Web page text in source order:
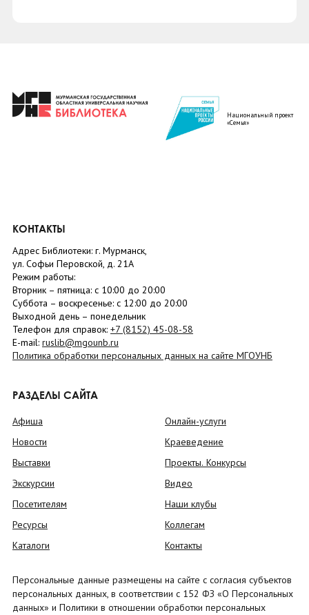
Национальный проект
«Семья»
КОНТАКТЫ
Адрес Библиотеки: г. Мурманск,
ул. Софьи Перовской, д. 21А
Режим работы:
Вторник – пятница: с 10:00 до 20:00
Суббота – воскресенье: c 12:00 до 20:00
Выходной день – понедельник
Телефон для справок: +7 (8152) 45-08-58
E-mail: ruslib@mgounb.ru
Политика обработки персональных данных на сайте МГОУНБ
РАЗДЕЛЫ САЙТА
Афиша
Новости
Выставки
Экскурсии
Посетителям
Ресурсы
Каталоги
Онлайн-услуги
Краеведение
Проекты. Конкурсы
Видео
Наши клубы
Коллегам
Контакты
Персональные данные размещены на сайте с согласия субъектов
персональных данных, в соответствии с 152 ФЗ «О Персональных
данных» и Политики в отношении обработки персональных